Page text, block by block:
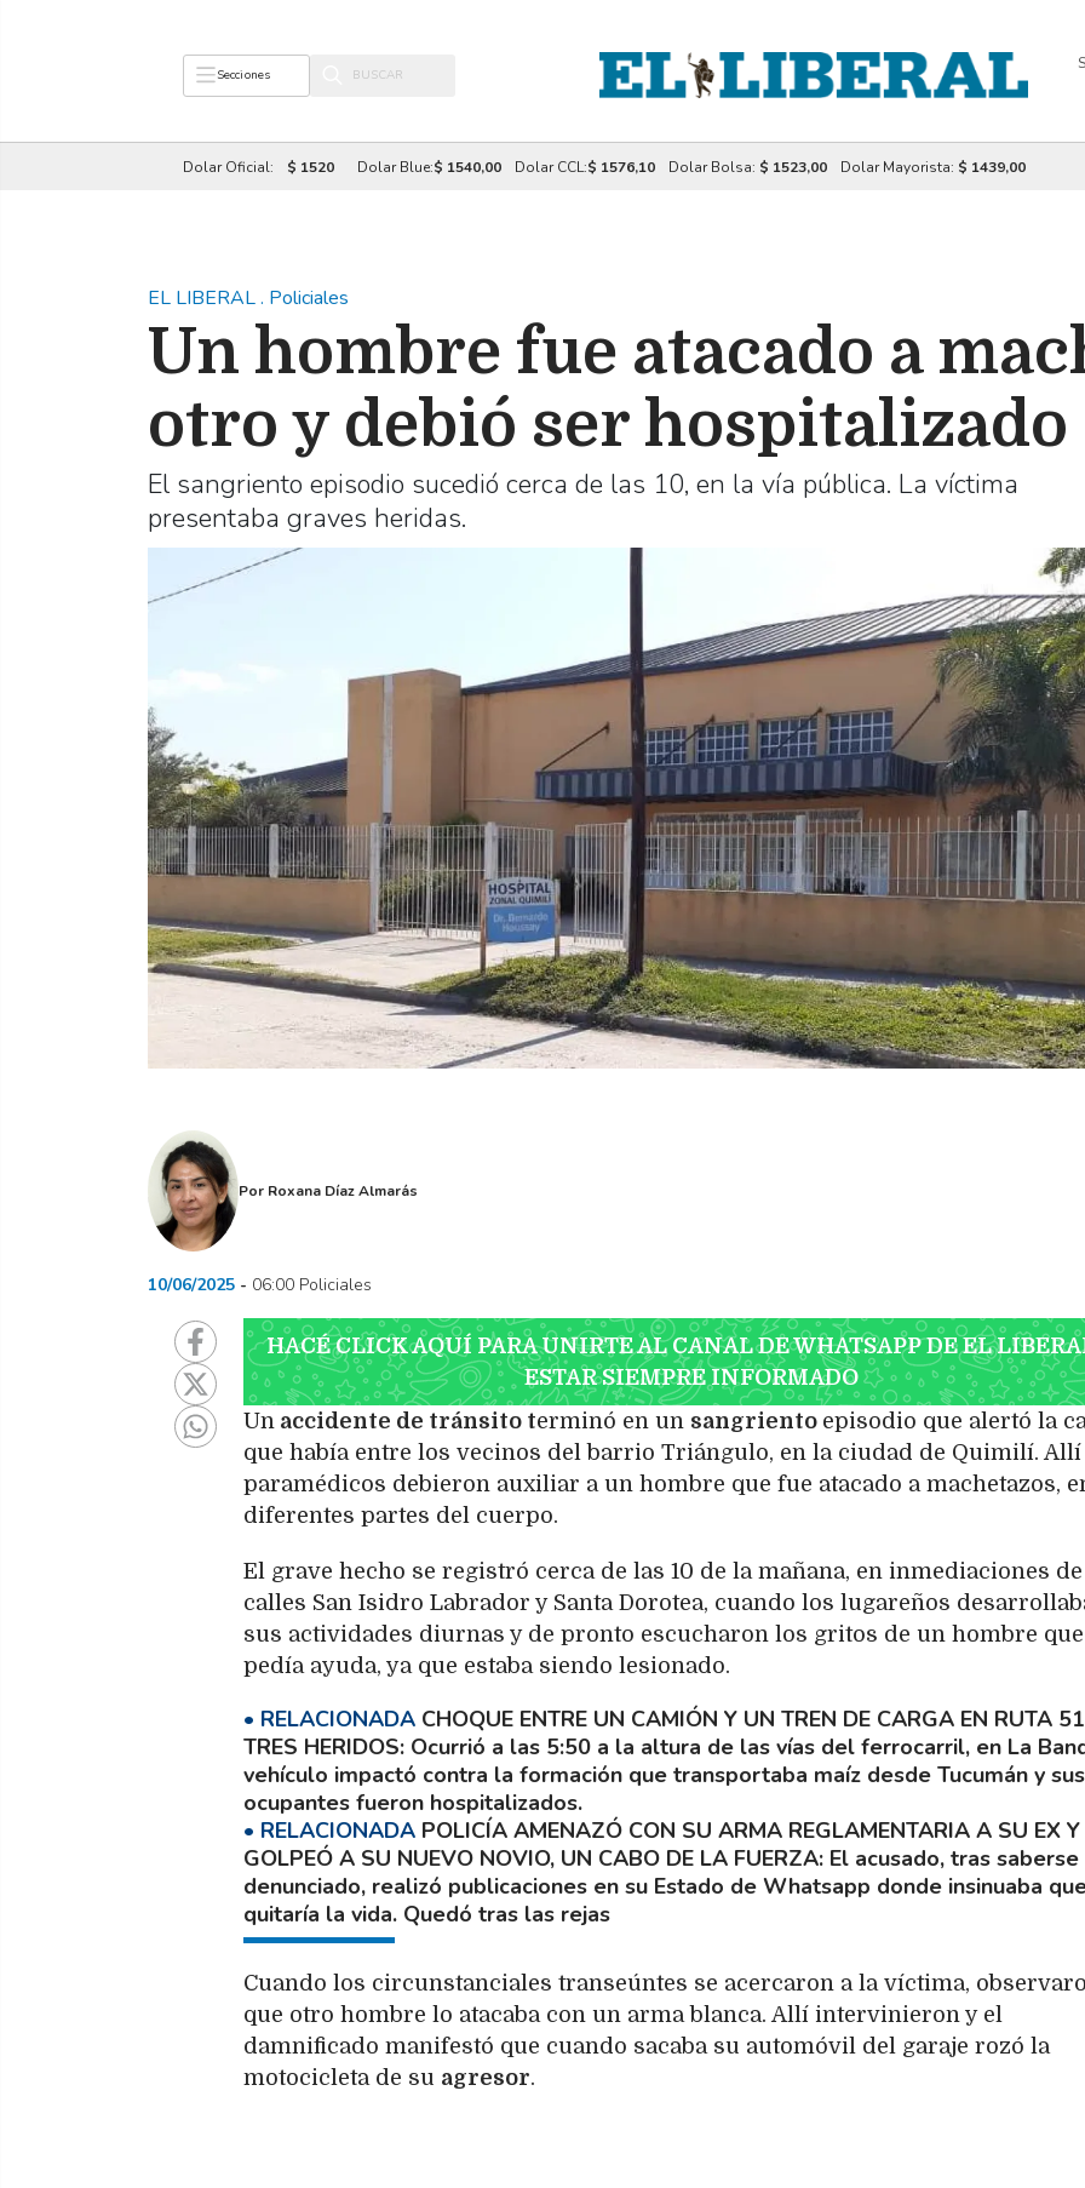
Secciones
Dolar Oficial: $ 1520 Dolar Blue:$ 1540,00 Dolar CCL:$ 1576,10 Dolar Bolsa: $ 1523,00 Dolar Mayorista: $ 1439,00
EL LIBERAL. Policiales
Un hombre fue atacado a
otro y debió ser hospitalizado
El sangriento episodio sucedió cerca de las 10, en la vía pública. La víctima
presentaba graves heridas.
Por Roxana Díaz Almarás
10/06/2025 06:00 Policiales
HACÉ CLICK AQUÍ PARA UNIRTE AL CANAL DE WHATSAPP DE EL
ESTAR SIEMPRE INFORMADO
Un accidente de tránsito terminó en un sangriento episodio que alertó la
que había entre los vecinos del barrio Triángulo, en la ciudad de Quimilí. Allí
paramédicos debieron auxiliar a un hombre que fue atacado a machetazos,
diferentes partes del cuerpo.
El grave hecho se registró cerca de las 10 de la mañana, en inmediaciones de
calles San Isidro Labrador y Santa Dorotea, cuando los lugareños
sus actividades diurnas y de pronto escucharon los gritos de un hombre que
pedía ayuda, ya que estaba siendo lesionado.
CHOQUE ENTRE UN CAMIÓN Y UN TREN DE CARGA EN RUTA
TRES HERIDOS Ocurrió a las 5:50 a la altura de las vías del ferrocarril, en La
vehículo impactó contra la formación que transportaba maíz desde Tucumán y sus
ocupantes fueron hospitalizados.
POLICÍA AMENAZÓ CON SU ARMA REGLAMENTARIA A SU EX Y
GOLPEÓ A SU NUEVO NOVIO, UN CABO DE LA FUERZA El acusado, tras saberse
denunciado, realizó publicaciones en su Estado de Whatsapp donde insinuaba
quitaría la vida. Quedó tras las rejas
Cuando los circunstanciales transeúntes se acercaron a la víctima,
que otro hombre lo atacaba con un arma blanca. Allí intervinieron y el
damnificado manifestó que cuando sacaba su automóvil del garaje rozó la
motocicleta de su agresor.